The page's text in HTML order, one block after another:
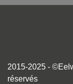
2015-2025 -
réservés